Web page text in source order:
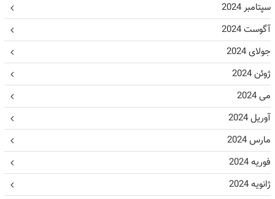
سپتامبر 2024
آگوست 2024
جولای 2024
ژوئن 2024
می 2024
آوریل 2024
مارس 2024
فوریه 2024
ژانویه 2024